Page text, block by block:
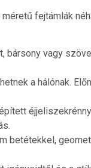
fejtámlák
bársony vagy
a hálónak.
betétekkel,